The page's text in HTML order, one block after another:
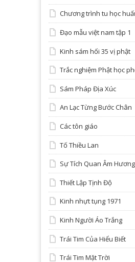
Chương trình tu học
Đạo mẫu việt nam tập 1
Kinh sám hối 35 vị phật
Trắc nghiệm Phật học
Sám Pháp Địa Xúc
An Lạc Từng Bước Chân
Các tôn giáo
Tố Thiều Lan
Sự Tích Quan Âm
Thiết Lập Tịnh Độ
Kinh nhựt tụng 1971
Kinh Người Áo Trắng
Trái Tim Của Hiểu Biết
Trái Tim Mặt Trời